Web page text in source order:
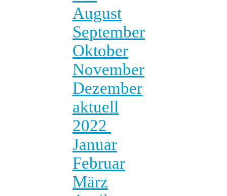
August
September
Oktober
November
Dezember
aktuell
2022
Januar
Februar
März